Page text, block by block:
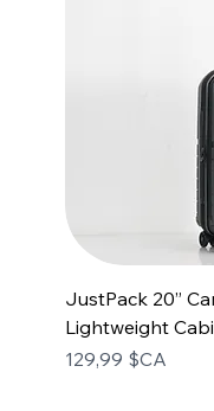
JustPack 20”
Lightweight
Prix
129,99 $CA